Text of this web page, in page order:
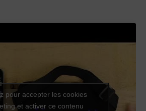
pour accepter les cookies
et activer ce contenu